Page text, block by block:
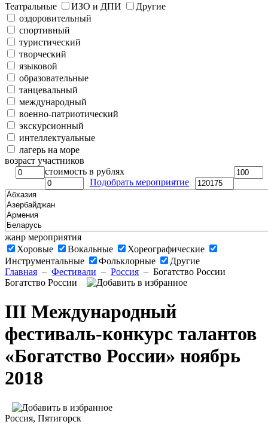
Театральные
ИЗО и ДПИ
Другие
оздоровительный
спортивный
туристический
творческий
языковой
образовательные
танцевальный
международный
военно-патриотический
экскурсионный
интеллектуальные
лагерь на море
возраст участников
стоимость в рублях
Подобрать мероприятие
жанр мероприятия
Хоровые
Вокальные
Хореографические
Инструментальные
Фольклорные
Другие
Главная – Фестивали – Россия – Богатство России
Богатство России
III Международный
фестиваль-конкурс талантов
«Богатство России» ноябрь
2018
Россия, Пятигорск